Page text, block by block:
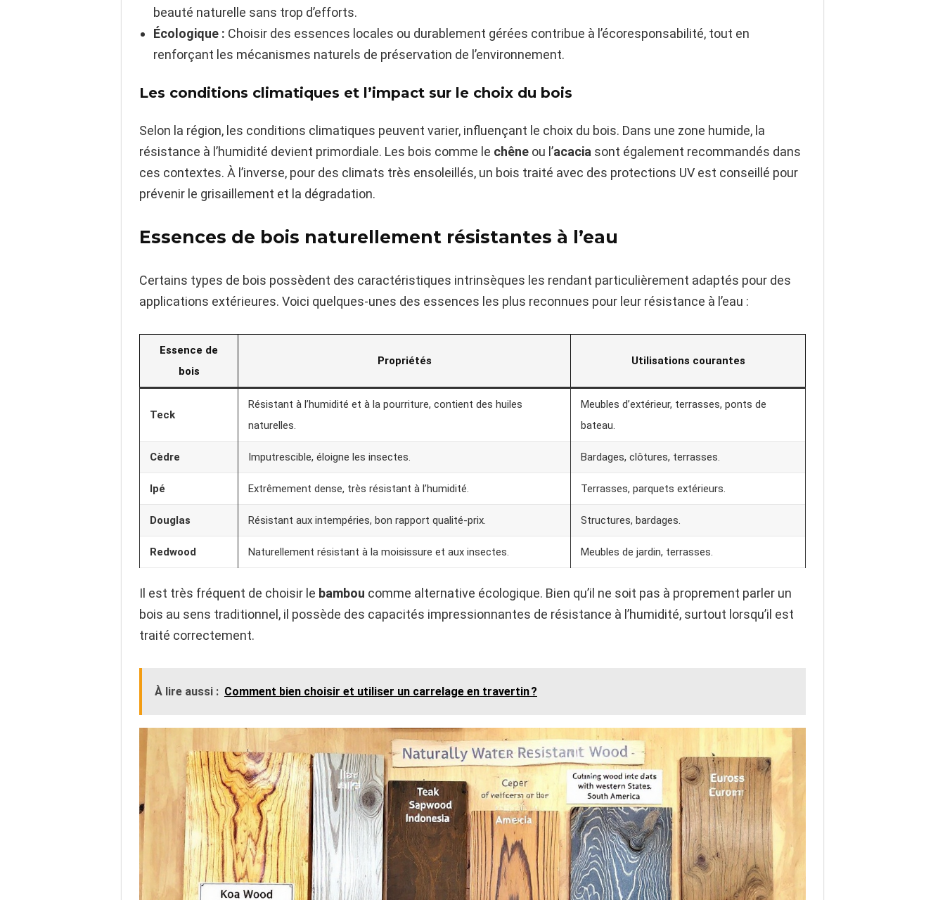
beauté naturelle sans trop d’efforts.
Écologique : Choisir des essences locales ou durablement gérées contribue à l’écoresponsabilité, tout en
renforçant les mécanismes naturels de préservation de l’environnement.
Les conditions climatiques et l’impact sur le choix du bois
Selon la région, les conditions climatiques peuvent varier, influençant le choix du bois. Dans une zone humide, la
résistance à l’humidité devient primordiale. Les bois comme le chêne ou l’acacia sont également recommandés dans
ces contextes. À l’inverse, pour des climats très ensoleillés, un bois traité avec des protections UV est conseillé pour
prévenir le grisaillement et la dégradation.
Essences de bois naturellement résistantes à l’eau
Certains types de bois possèdent des caractéristiques intrinsèques les rendant particulièrement adaptés pour des
applications extérieures. Voici quelques-unes des essences les plus reconnues pour leur résistance à l’eau :
Essence de
bois
Propriétés Utilisations courantes
Teck
Résistant à l’humidité et à la pourriture, contient des huiles
naturelles.
Meubles d’extérieur, terrasses, ponts de
bateau.
Cèdre Imputrescible, éloigne les insectes. Bardages, clôtures, terrasses.
Ipé Extrêmement dense, très résistant à l’humidité. Terrasses, parquets extérieurs.
Douglas Résistant aux intempéries, bon rapport qualité-prix. Structures, bardages.
Redwood Naturellement résistant à la moisissure et aux insectes. Meubles de jardin, terrasses.
Il est très fréquent de choisir le bambou comme alternative écologique. Bien qu’il ne soit pas à proprement parler un
bois au sens traditionnel, il possède des capacités impressionnantes de résistance à l’humidité, surtout lorsqu’il est
traité correctement.
À lire aussi : Comment bien choisir et utiliser un carrelage en travertin ?